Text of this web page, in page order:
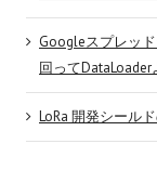
Googleスプレッ
回って
LoRa 開発シール